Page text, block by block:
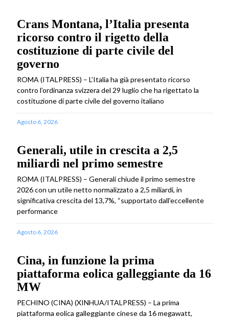
Crans Montana, l’Italia presenta
ricorso contro il rigetto della
costituzione di parte civile del
governo
ROMA (ITALPRESS) – L’Italia ha già presentato ricorso
contro l’ordinanza svizzera del 29 luglio che ha rigettato la
costituzione di parte civile del governo italiano
Agosto 6, 2026
Generali, utile in crescita a 2,5
miliardi nel primo semestre
ROMA (ITALPRESS) – Generali chiude il primo semestre
2026 con un utile netto normalizzato a 2,5 miliardi, in
significativa crescita del 13,7%, “supportato dall’eccellente
performance
Agosto 6, 2026
Cina, in funzione la prima
piattaforma eolica galleggiante da 16
MW
PECHINO (CINA) (XINHUA/ITALPRESS) – La prima
piattaforma eolica galleggiante cinese da 16 megawatt,